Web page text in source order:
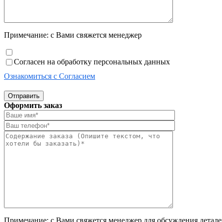
Примечание: с Вами свяжется менеджер
Согласен на обработку персональных данных
Ознакомиться с Согласием
Отправить
Оформить заказ
Примечание: с Вами свяжется менеджер для обсуждения